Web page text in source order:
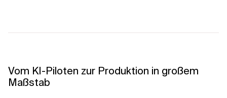
Vom KI-Piloten zur Produktion in großem
Maßstab